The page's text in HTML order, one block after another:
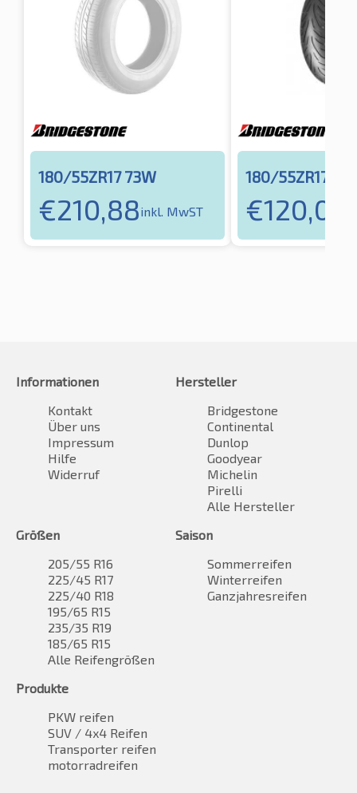
180/55ZR17 73W
€210,88inkl. MwST
180/55ZR17
€120,04
Informationen
Kontakt
Über uns
Impressum
Hilfe
Widerruf
Hersteller
Bridgestone
Continental
Dunlop
Goodyear
Michelin
Pirelli
Alle Hersteller
Größen
205/55 R16
225/45 R17
225/40 R18
195/65 R15
235/35 R19
185/65 R15
Alle Reifengrößen
Saison
Sommerreifen
Winterreifen
Ganzjahresreifen
Produkte
PKW reifen
SUV / 4x4 Reifen
Transporter reifen
motorradreifen